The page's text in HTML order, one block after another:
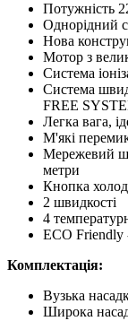
Потужність
Однорідний
Нова
Мотор з
Система
Система
FREE
Легка вага,
М'які
Мережевий
метри
Кнопка
2 швидкості
4
ECO Friendly
Комплектація:
Вузька
Широка